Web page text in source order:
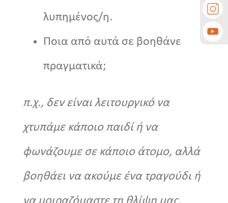
λυπημένος/η.
Ποια από αυτά σε βοηθάνε
πραγματικά;
π.χ., δεν είναι λειτουργικό να
χτυπάμε κάποιο παιδί ή να
φωνάζουμε σε κάποιο άτομο, αλλά
βοηθάει να ακούμε ένα τραγούδι ή